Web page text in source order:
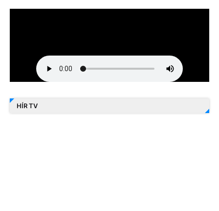
HÍR TV